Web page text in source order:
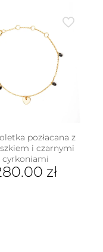
można
wybrać
produktu
pozłacana z
i czarnymi
cyrkoniami
zł